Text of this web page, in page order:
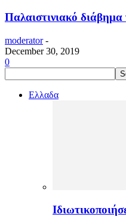
Παλαιστινιακό
moderator -
December 30, 2019
0
Ελλαδα